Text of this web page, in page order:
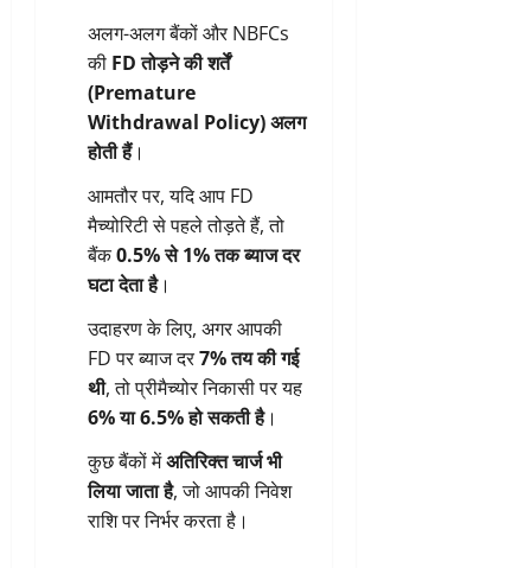
अलग-अलग बैंकों और NBFCs
की FD तोड़ने की शर्तें
(Premature
Withdrawal Policy) अलग
होती हैं।
आमतौर पर, यदि आप FD
मैच्योरिटी से पहले तोड़ते हैं, तो
बैंक0.5% से 1% तक ब्याज दर
घटा देता है।
उदाहरण के लिए, अगर आपकी
FD पर ब्याज दर7% तय की गई
थी, तो प्रीमैच्योर निकासी पर यह
6% या 6.5% हो सकती है।
कुछ बैंकों मेंअतिरिक्त चार्ज भी
लिया जाता है, जो आपकी निवेश
राशि पर निर्भर करता है।